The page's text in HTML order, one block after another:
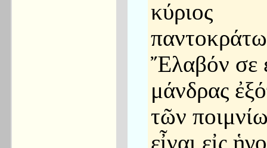
κύριος
Ἔλαβόν σε
μάνδρας
τῶν
εἶναι εἰς